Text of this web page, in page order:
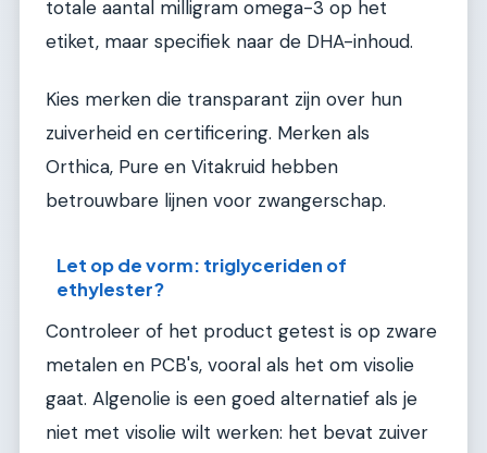
totale aantal milligram omega-3 op het
etiket, maar specifiek naar de DHA-inhoud.
Kies merken die transparant zijn over hun
zuiverheid en certificering. Merken als
Orthica, Pure en Vitakruid hebben
betrouwbare lijnen voor zwangerschap.
Let op de vorm: triglyceriden of
ethylester?
Controleer of het product getest is op zware
metalen en PCB's, vooral als het om visolie
gaat. Algenolie is een goed alternatief als je
niet met visolie wilt werken: het bevat zuiver